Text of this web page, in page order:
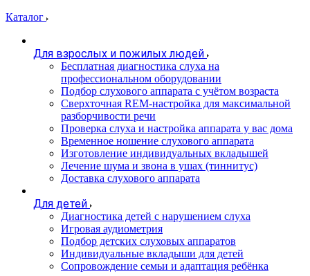
Каталог
Для взрослых и пожилых людей
Бесплатная диагностика слуха на
профессиональном оборудовании
Подбор слухового аппарата с учётом возраста
Сверхточная REM-настройка для максимальной
разборчивости речи
Проверка слуха и настройка аппарата у вас дома
Временное ношение слухового аппарата
Изготовление индивидуальных вкладышей
Лечение шума и звона в ушах (тиннитус)
Доставка слухового аппарата
Для детей
Диагностика детей с нарушением слуха
Игровая аудиометрия
Подбор детских слуховых аппаратов
Индивидуальные вкладыши для детей
Сопровождение семьи и адаптация ребёнка